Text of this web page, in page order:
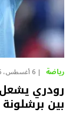
رياضة 6 أغسطس، 2026
رودري يشعل
بين